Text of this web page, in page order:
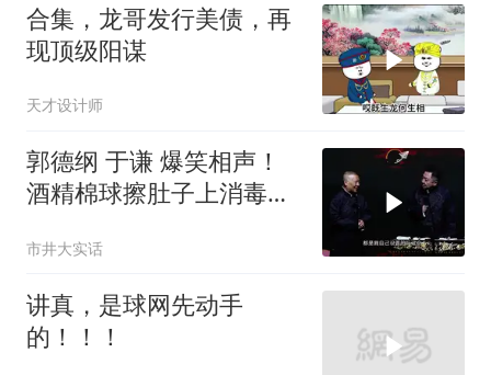
合集，龙哥发行美债，再
现顶级阳谋
天才设计师
郭德纲 于谦 爆笑相声！
酒精棉球擦肚子上消毒，
擦反了？
市井大实话
讲真，是球网先动手
的！！！